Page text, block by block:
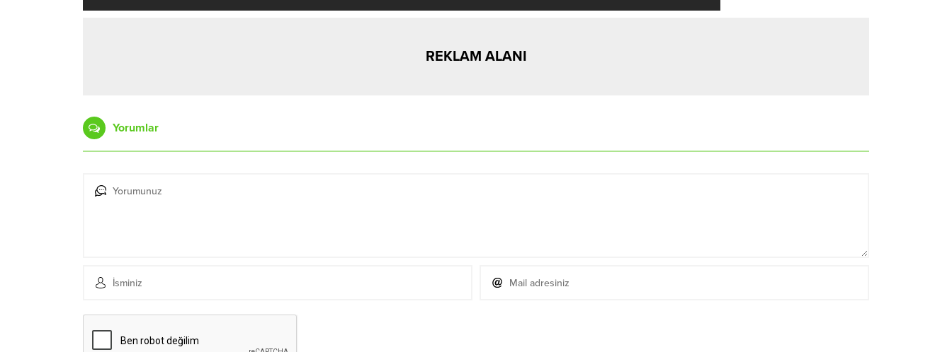
REKLAM ALANI
Yorumlar